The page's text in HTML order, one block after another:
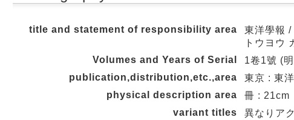
title and statement of responsibility area
東洋學報 /
トウヨウ
Volumes and Years of Serial
1卷1號 (
publication,distribution,etc.,area
東京 : 東
physical description area
冊 : 21cm
variant titles
異なりア